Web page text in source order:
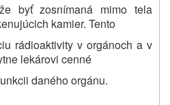
byť zosnímaná mimo tela
kamier. Tento
rádioaktivity v orgánoch a v
lekárovi cenné
daného orgánu.